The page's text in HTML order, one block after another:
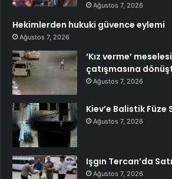
Ağustos 7, 2026
Hekimlerden hukuki güvence eylemi
Ağustos 7, 2026
‘Kız verme’
çatışmasına
Ağustos 7, 2026
Kiev’e Balistik Füze
Ağustos 7, 2026
Işgın Tercan’da
Ağustos 7, 2026